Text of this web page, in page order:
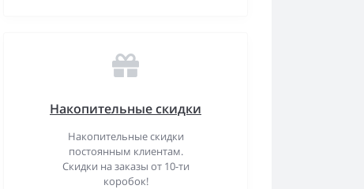
Накопительные скидки
Накопительные скидки
постоянным клиентам.
Скидки на заказы от 10-ти
коробок!